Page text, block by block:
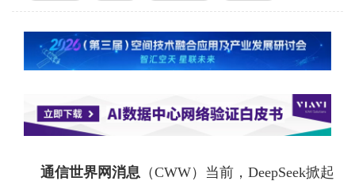
通信世界网消息 （CWW） 当前，DeepSeek掀起